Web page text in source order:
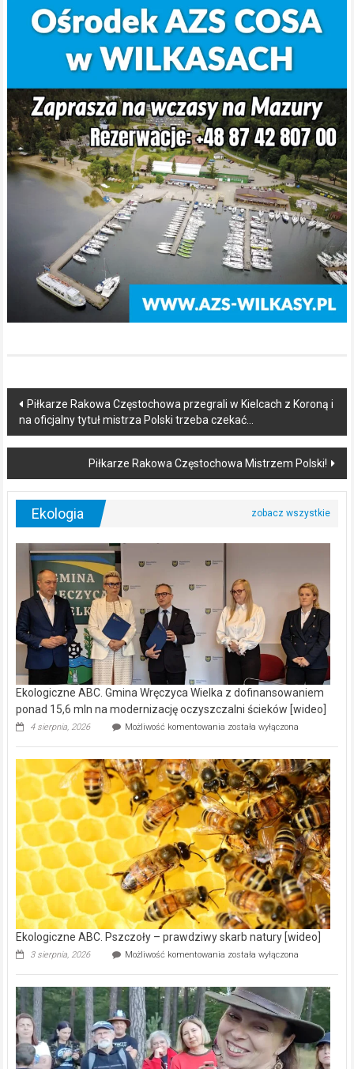
Post
navigation
Piłkarze Rakowa Częstochowa przegrali w Kielcach z Koroną i
na oficjalny tytuł mistrza Polski trzeba czekać…
Piłkarze Rakowa Częstochowa Mistrzem Polski!
Ekologia
Ekologiczne ABC. Gmina Wręczyca Wielka z dofinansowaniem
ponad 15,6 mln na modernizację oczyszczalni ścieków [wideo]
4 sierpnia, 2026 Możliwość komentowania Ekologiczne
Wręczyca
Wielka
z
dofinansowaniem
ponad
15,6
mln
na
modernizację
oczyszczalni
ścieków
[wideo]
została wyłączona
Ekologiczne ABC. Pszczoły – prawdziwy skarb natury [wideo]
3 sierpnia, 2026 Możliwość komentowania Ekologiczne
–
prawdziwy
skarb
natury
[wideo]
została wyłączona